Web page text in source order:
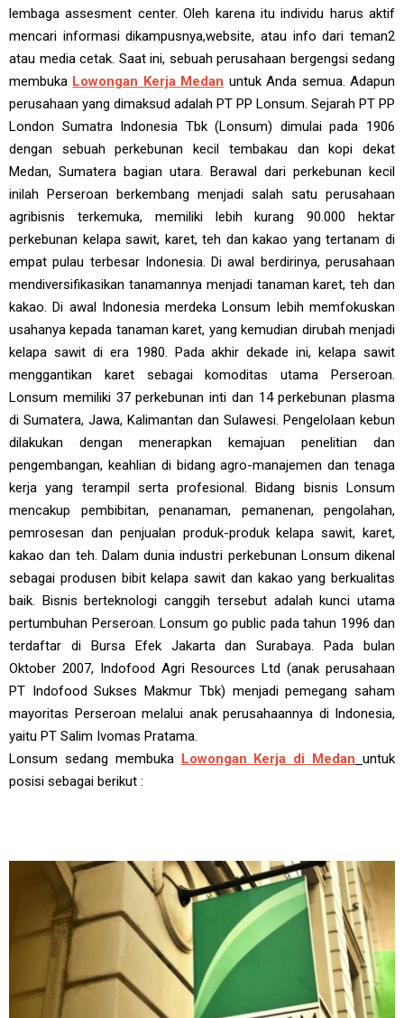
lembaga assesment center. Oleh karena itu individu harus aktif
mencari informasi dikampusnya,website, atau info dari teman2
atau media cetak. Saat ini, sebuah perusahaan bergengsi sedang
membuka Lowongan Kerja Medan untuk Anda semua. Adapun
perusahaan yang dimaksud adalah PT PP Lonsum. Sejarah PT PP
London Sumatra Indonesia Tbk (Lonsum) dimulai pada 1906
dengan sebuah perkebunan kecil tembakau dan kopi dekat
Medan, Sumatera bagian utara. Berawal dari perkebunan kecil
inilah Perseroan berkembang menjadi salah satu perusahaan
agribisnis terkemuka, memiliki lebih kurang 90.000 hektar
perkebunan kelapa sawit, karet, teh dan kakao yang tertanam di
empat pulau terbesar Indonesia. Di awal berdirinya, perusahaan
mendiversifikasikan tanamannya menjadi tanaman karet, teh dan
kakao. Di awal Indonesia merdeka Lonsum lebih memfokuskan
usahanya kepada tanaman karet, yang kemudian dirubah menjadi
kelapa sawit di era 1980. Pada akhir dekade ini, kelapa sawit
menggantikan karet sebagai komoditas utama Perseroan.
Lonsum memiliki 37 perkebunan inti dan 14 perkebunan plasma
di Sumatera, Jawa, Kalimantan dan Sulawesi. Pengelolaan kebun
dilakukan dengan menerapkan kemajuan penelitian dan
pengembangan, keahlian di bidang agro-manajemen dan tenaga
kerja yang terampil serta profesional. Bidang bisnis Lonsum
mencakup pembibitan, penanaman, pemanenan, pengolahan,
pemrosesan dan penjualan produk-produk kelapa sawit, karet,
kakao dan teh. Dalam dunia industri perkebunan Lonsum dikenal
sebagai produsen bibit kelapa sawit dan kakao yang berkualitas
baik. Bisnis berteknologi canggih tersebut adalah kunci utama
pertumbuhan Perseroan. Lonsum go public pada tahun 1996 dan
terdaftar di Bursa Efek Jakarta dan Surabaya. Pada bulan
Oktober 2007, Indofood Agri Resources Ltd (anak perusahaan
PT Indofood Sukses Makmur Tbk) menjadi pemegang saham
mayoritas Perseroan melalui anak perusahaannya di Indonesia,
yaitu PT Salim Ivomas Pratama.
Lonsum sedang membuka Lowongan Kerja di Medan untuk
posisi sebagai berikut :